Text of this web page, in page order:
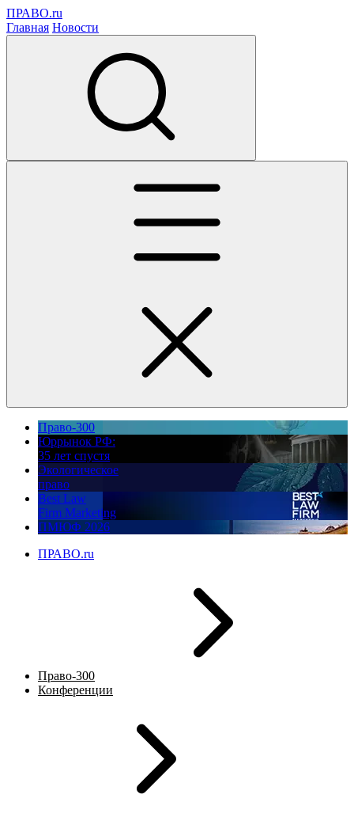
ПРАВО.ru
Главная Новости
Право-300
Юррынок РФ:
35 лет спустя
Экологическое
право
Best Law
Firm Marketing
ПМЮФ 2026
ПРАВО.ru
Право-300
Конференции